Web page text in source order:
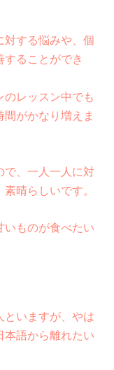
対する悩みや、個
ることができ
のレッスン中でも
がかなり増えま
で、一人一人に対
晴らしいです。
いものが食べたい
といますが、やは
本語から離れたい